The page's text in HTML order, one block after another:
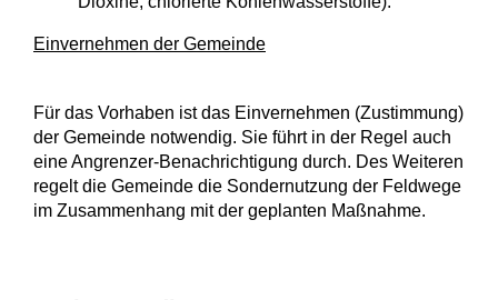
Einvernehmen der Gemeinde
Für das Vorhaben ist das Einvernehmen (Zustimmung)
der Gemeinde notwendig. Sie führt in der Regel auch
eine Angrenzer-Benachrichtigung durch. Des Weiteren
regelt die Gemeinde die Sondernutzung der Feldwege
im Zusammenhang mit der geplanten Maßnahme.